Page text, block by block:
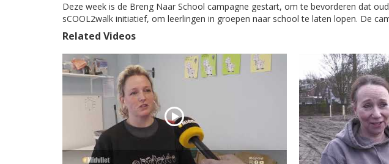
Deze week is de Breng Naar School campagne gestart, om te bevorderen dat
sCOOL2walk initiatief, om leerlingen in groepen naar school te laten lopen. De
Related Videos